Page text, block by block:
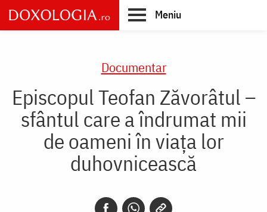
Skip
to
main
Meniu
Documentar
Episcopul Teofan Zăvorâtul –
sfântul care a îndrumat mii
de oameni în viața lor
duhovnicească